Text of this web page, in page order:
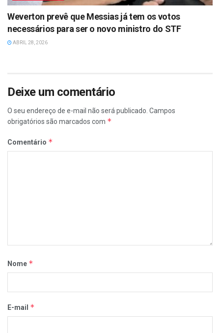
Weverton prevê que Messias já tem os votos
necessários para ser o novo ministro do STF
ABRIL 28, 2026
Deixe um comentário
O seu endereço de e-mail não será publicado. Campos
obrigatórios são marcados com *
Comentário *
Nome *
E-mail *